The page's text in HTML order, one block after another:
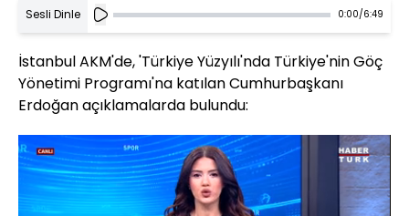
Sesli Dinle 0:00/6:49
İstanbul AKM'de, 'Türkiye Yüzyılı'nda Türkiye'nin Göç
Yönetimi Programı'na katılan Cumhurbaşkanı
Erdoğan açıklamalarda bulundu: